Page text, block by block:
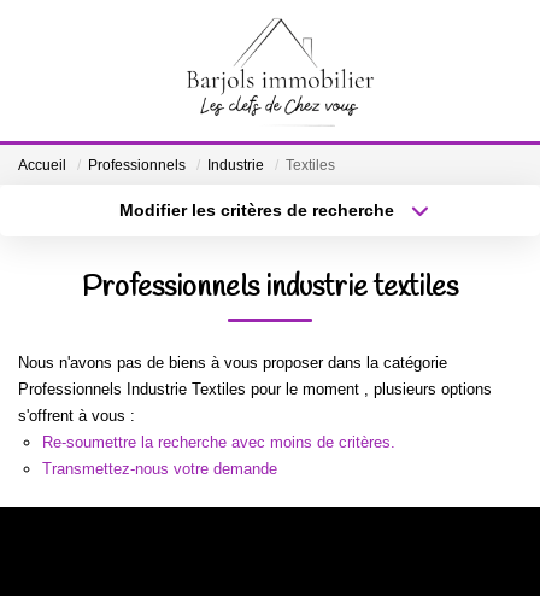
ACCUEIL
BIENS VENDUS
Accueil Professionnels Industrie Textiles
Modifier les critères de recherche
Plus de critères Créer une alerte
Professionnels industrie textiles
Nous n'avons pas de biens à vous proposer dans la catégorie
Professionnels Industrie Textiles pour le moment , plusieurs options
s'offrent à vous :
Re-soumettre la recherche avec moins de critères.
Transmettez-nous votre demande